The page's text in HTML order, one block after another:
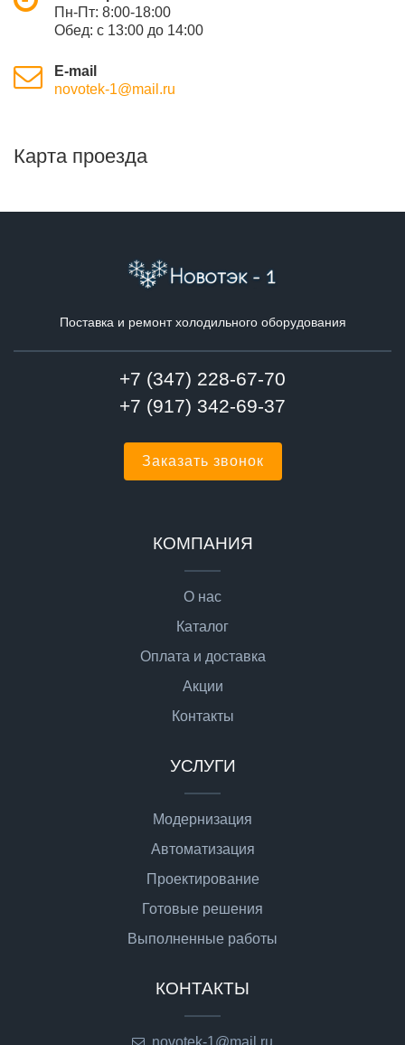
Пн-Пт: 8:00-18:00
Обед: с 13:00 до 14:00
E-mail
novotek-1@mail.ru
Карта проезда
Поставка и ремонт холодильного оборудования
+7 (347) 228-67-70
+7 (917) 342-69-37
Заказать звонок
КОМПАНИЯ
О нас
Каталог
Оплата и доставка
Акции
Контакты
УСЛУГИ
Модернизация
Автоматизация
Проектирование
Готовые решения
Выполненные работы
КОНТАКТЫ
novotek-1@mail.ru